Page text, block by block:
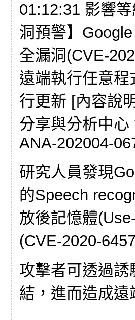
01:12:31 影響
洞預警】
全漏洞(CVE-
遠端執行任意
行更新 [內容說
分享與分析中
ANA-202004-
研究人員發現
的Speech
放後記憶體
(CVE-2020-
攻擊者可透過
結，進而造成